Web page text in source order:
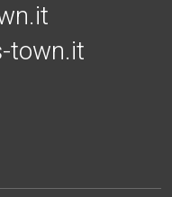
town.it